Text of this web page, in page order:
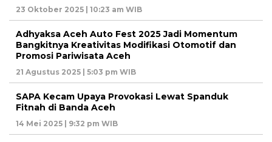
23 Oktober 2025 | 10:23 am WIB
Adhyaksa Aceh Auto Fest 2025 Jadi Momentum
Bangkitnya Kreativitas Modifikasi Otomotif dan
Promosi Pariwisata Aceh
21 Agustus 2025 | 5:03 pm WIB
SAPA Kecam Upaya Provokasi Lewat Spanduk
Fitnah di Banda Aceh
14 Mei 2025 | 9:32 pm WIB